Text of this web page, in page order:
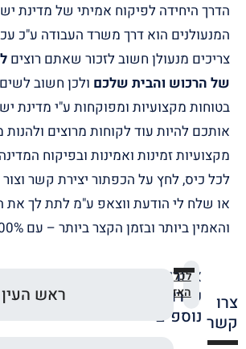
הדרך היחידה לפיקוח אמיתי של מדינת
המנעולנים הוא דרך משרד העבודה ע"כ
צריכים מנעולן חשוב לזכור שאתם רוצים
של הרכוש והבית שלכם ולכן חשוב
בטוחות מקצועיות ומפוקחות ע"י מדינת
אותכם להיות עוד לקוחות מרוצים
מקצועיות זמינות ואמינות ובפיקוח
לכל כיס, לחץ על הכפתור יצירת קשר
או שלח לי הודעת ווצאפ ע"מ לתת לך את
והאמין ביותר ובזמן הקצר ביותר – עם 100% הצלחה!
צרו
קשר
אזורי
שירות
נוספים
לכל
האזורים
ראש העין